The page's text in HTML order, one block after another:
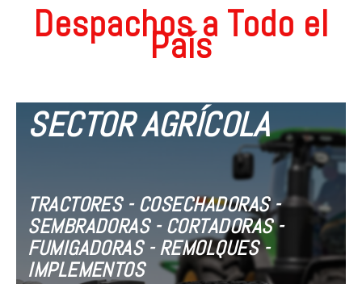
Despachos a Todo el
País
SECTOR AGRÍCOLA
TRACTORES - COSECHADORAS -
SEMBRADORAS - CORTADORAS -
FUMIGADORAS - REMOLQUES -
IMPLEMENTOS